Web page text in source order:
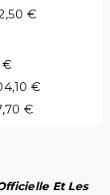
€
€
€
€
Et Les